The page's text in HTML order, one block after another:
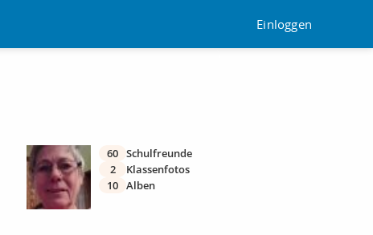
Einloggen
60 Schulfreunde
2
Klassenfotos
10 Alben